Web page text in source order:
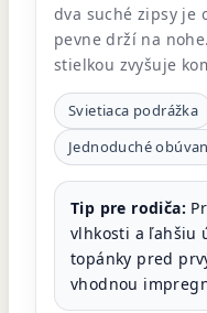
dva suché zipsy je
pevne drží na
stielkou zvyšuje
Svietiaca podrážka
Jednoduché
Tip pre rodiča:
vlhkosti a ľahšiu
topánky pred
vhodnou